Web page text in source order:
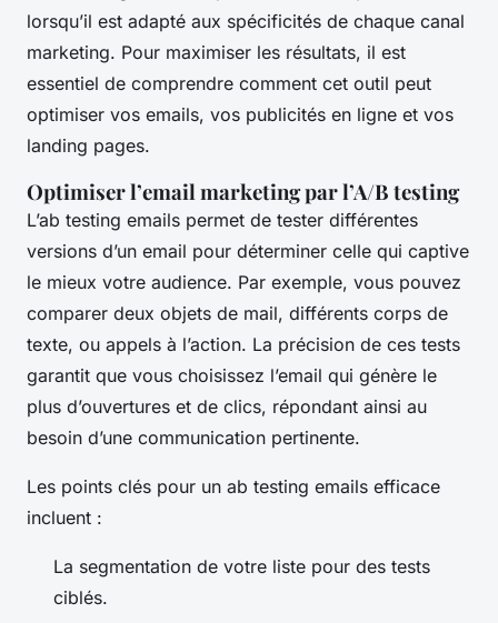
lorsqu’il est adapté aux spécificités de chaque canal
marketing. Pour maximiser les résultats, il est
essentiel de comprendre comment cet outil peut
optimiser vos emails, vos publicités en ligne et vos
landing pages.
Optimiser l’email marketing par l’A/B testing
L’ab testing emails permet de tester différentes
versions d’un email pour déterminer celle qui captive
le mieux votre audience. Par exemple, vous pouvez
comparer deux objets de mail, différents corps de
texte, ou appels à l’action. La précision de ces tests
garantit que vous choisissez l’email qui génère le
plus d’ouvertures et de clics, répondant ainsi au
besoin d’une communication pertinente.
Les points clés pour un ab testing emails efficace
incluent :
La segmentation de votre liste pour des tests
ciblés.